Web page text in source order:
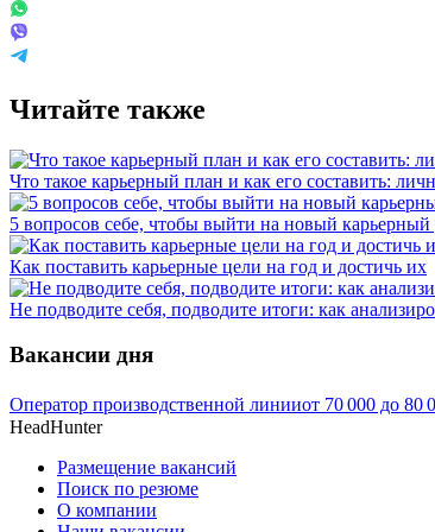
Читайте также
Что такое карьерный план и как его составить:
5 вопросов себе, чтобы выйти на новый карьерный
Как поставить карьерные цели на год и достичь их
Не подводите себя, подводите итоги: как
Вакансии дня
Оператор производственной линииот 70 000 до 80
HeadHunter
Размещение вакансий
Поиск по резюме
О компании